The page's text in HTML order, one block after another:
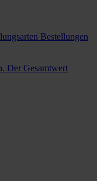
Bestellungen
Der Gesamtwert